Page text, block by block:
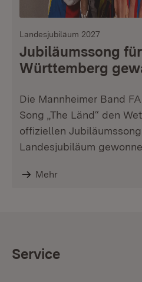
Landesjubiläum 2027
Jubiläumssong
Württemberg
Die Mannheimer Band
Song „The Länd“ den
offiziellen
Landesjubiläum
Mehr
Service